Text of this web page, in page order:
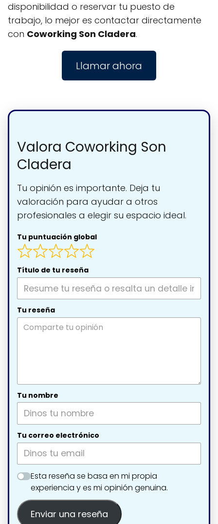
disponibilidad o reservar tu puesto de
trabajo, lo mejor es contactar directamente
con Coworking Son Cladera.
Llamar ahora
Valora Coworking Son
Cladera
Tu opinión es importante. Deja tu
valoración para ayudar a otros
profesionales a elegir su espacio ideal.
Tu puntuación global
Título de tu reseña
Tu reseña
Tu nombre
Tu correo electrónico
Esta reseña se basa en mi propia
experiencia y es mi opinión genuina.
Enviar una reseña